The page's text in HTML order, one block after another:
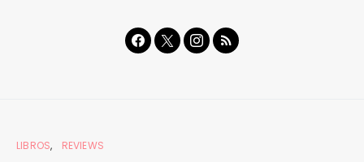
LIBROS REVIEWS